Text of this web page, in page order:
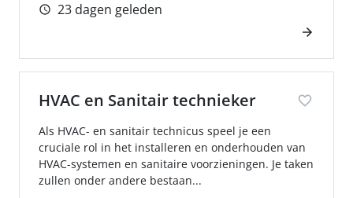
23 dagen geleden
HVAC en Sanitair technieker
Als HVAC- en sanitair technicus speel je een
cruciale rol in het installeren en onderhouden van
HVAC-systemen en sanitaire voorzieningen. Je taken
zullen onder andere bestaan...